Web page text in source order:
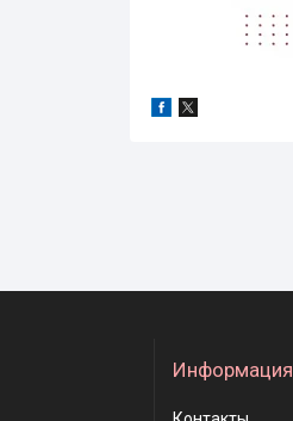
Информация